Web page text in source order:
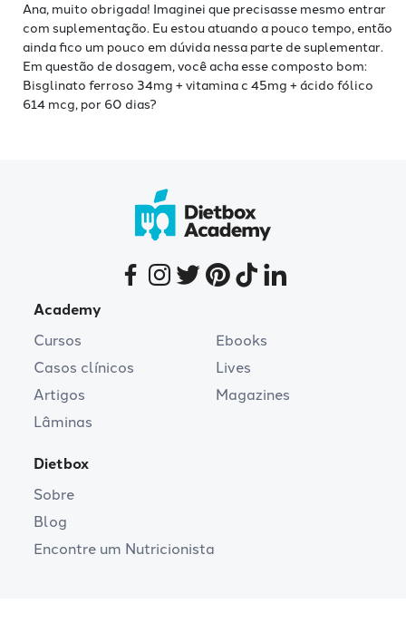
Ana, muito obrigada! Imaginei que precisasse mesmo entrar
com suplementação. Eu estou atuando a pouco tempo, então
ainda fico um pouco em dúvida nessa parte de suplementar.
Em questão de dosagem, você acha esse composto bom:
Bisglinato ferroso 34mg + vitamina c 45mg + ácido fólico
614 mcg, por 60 dias?
Academy
Cursos
Casos clínicos
Artigos
Lâminas
Ebooks
Lives
Magazines
Dietbox
Sobre
Blog
Encontre um Nutricionista